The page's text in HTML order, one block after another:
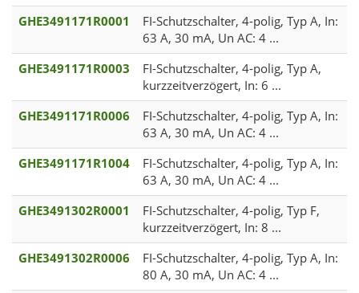
GHE3491171R0001
FI-Schutzschalter, 4-polig, Typ A, In:
63 A, 30 mA, Un AC: 4 ...
GHE3491171R0003
FI-Schutzschalter, 4-polig, Typ A,
kurzzeitverzögert, In: 6 ...
GHE3491171R0006
FI-Schutzschalter, 4-polig, Typ A, In:
63 A, 30 mA, Un AC: 4 ...
GHE3491171R1004
FI-Schutzschalter, 4-polig, Typ A, In:
63 A, 30 mA, Un AC: 4 ...
GHE3491302R0001
FI-Schutzschalter, 4-polig, Typ F,
kurzzeitverzögert, In: 8 ...
GHE3491302R0006
FI-Schutzschalter, 4-polig, Typ A, In:
80 A, 30 mA, Un AC: 4 ...